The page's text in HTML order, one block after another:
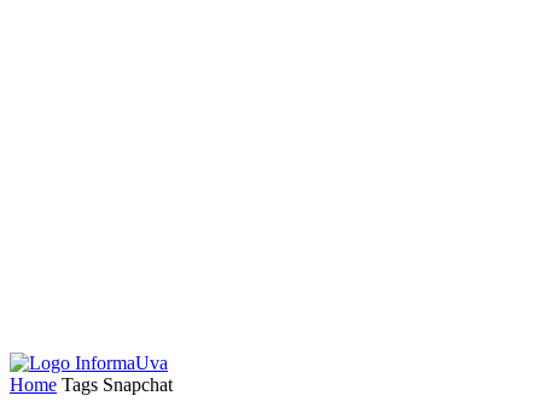
Home Tags Snapchat